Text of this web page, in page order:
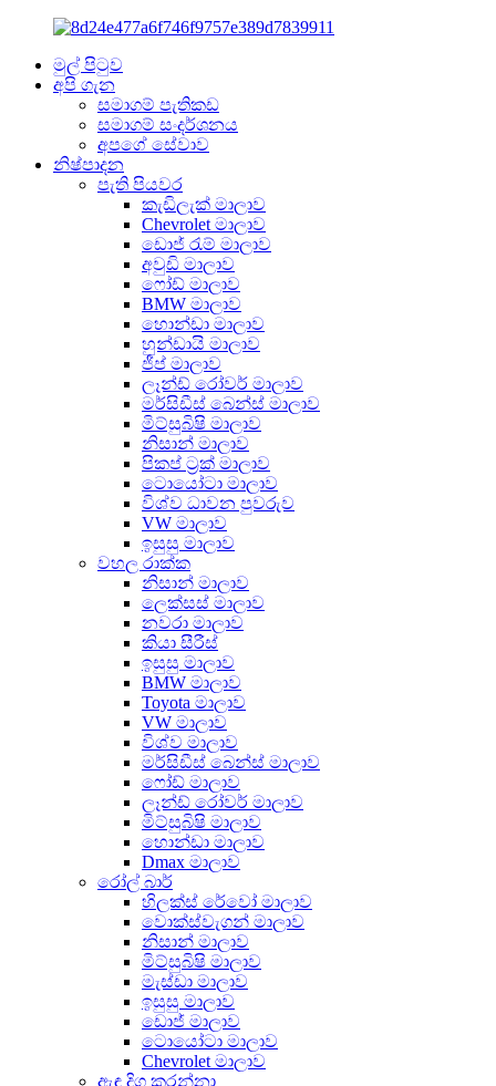
මුල් පිටුව
අපි ගැන
සමාගම් පැතිකඩ
සමාගම් සංදර්ශනය
අපගේ සේවාව
නිෂ්පාදන
පැති පියවර
කැඩිලැක් මාලාව
Chevrolet මාලාව
ඩොජ් රැම් මාලාව
අවුඩි මාලාව
ෆෝඩ් මාලාව
BMW මාලාව
හොන්ඩා මාලාව
හුන්ඩායි මාලාව
ජීප් මාලාව
ලෑන්ඩ් රෝවර් මාලාව
මර්සිඩීස් බෙන්ස් මාලාව
මිට්සුබිෂි මාලාව
නිසාන් මාලාව
පිකප් ට්‍රක් මාලාව
ටොයෝටා මාලාව
විශ්ව ධාවන පුවරුව
VW මාලාව
ඉසුසු මාලාව
වහල රාක්ක
නිසාන් මාලාව
ලෙක්සස් මාලාව
නවරා මාලාව
කියා සීරීස්
ඉසුසු මාලාව
BMW මාලාව
Toyota මාලාව
VW මාලාව
විශ්ව මාලාව
මර්සිඩීස් බෙන්ස් මාලාව
ෆෝඩ් මාලාව
ලෑන්ඩ් රෝවර් මාලාව
මිට්සුබිෂි මාලාව
හොන්ඩා මාලාව
Dmax මාලාව
රෝල් බාර්
හිලක්ස් රේවෝ මාලාව
වොක්ස්වැගන් මාලාව
නිසාන් මාලාව
මිට්සුබිෂි මාලාව
මැස්ඩා මාලාව
ඉසුසු මාලාව
ඩොජ් මාලාව
ටොයෝටා මාලාව
Chevrolet මාලාව
ඇඳ දිගු කරන්නා